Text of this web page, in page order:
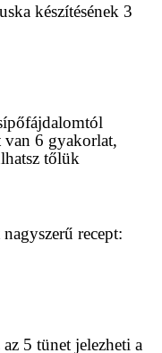
készítésének 3
van 6 gyakorlat,
tőlük
recept:
5 tünet jelezheti a